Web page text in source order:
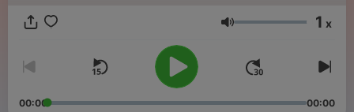
Volumen 1 x
00:00 00:00